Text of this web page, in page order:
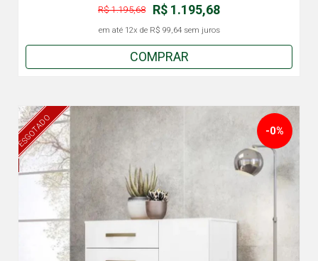
R$ 1.195,68
R$ 1.195,68
em até 12x de R$ 99,64sem juros
COMPRAR
ESGOTADO -0%